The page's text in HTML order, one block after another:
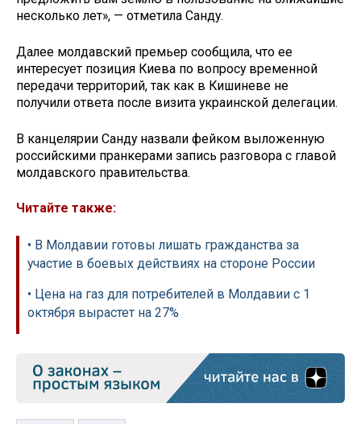
несколько лет», — отметила Санду.
Далее молдавский премьер сообщила, что ее
интересует позиция Киева по вопросу временной
передачи территорий, так как в Кишиневе не
получили ответа после визита украинской делегации.
В канцелярии Санду назвали фейком выложенную
российскими пранкерами запись разговора с главой
молдавского правительства.
Читайте также:
• В Молдавии готовы лишать гражданства за
участие в боевых действиях на стороне России
• Цена на газ для потребителей в Молдавии с 1
октября вырастет на 27%